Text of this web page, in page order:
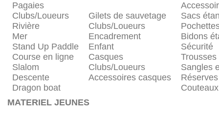
Pagaies
Clubs/Loueurs
Rivière
Mer
Stand Up Paddle
Course en ligne
Slalom
Descente
Dragon boat
Gilets de sauvetage
Clubs/Loueurs
Encadrement
Enfant
Casques
Clubs/Loueurs
Accessoires casques
Sacs
Bidons
Sécurité
Sangles
Réserves
Couteaux
MATERIEL JEUNES